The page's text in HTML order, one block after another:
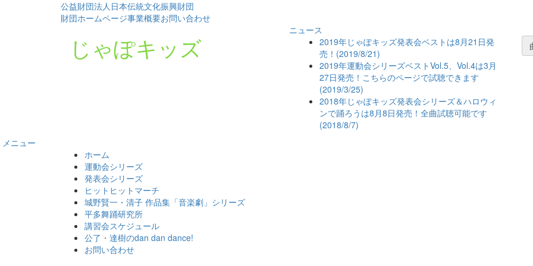
公益財団法人日本伝統文化振興財団
財団ホームページ事業概要お問い合わせ
じゃぽキッズ
ニュース
2019年じゃぽキッズ発表会ベストは8月21日発
売！(2019/8/21)
2019年運動会シリーズベストVol.5、Vol.4は3月
27日発売！こちらのページで試聴できます
(2019/3/25)
2018年じゃぽキッズ発表会シリーズ＆ハロウィ
ンで踊ろうは8月8日発売！全曲試聴可能です
(2018/8/7)
メニュー
ホーム
運動会シリーズ
発表会シリーズ
ヒットヒットマーチ
城野賢一・清子 作品集「音楽劇」シリーズ
平多舞踊研究所
講習会スケジュール
公了・達樹のdan dan dance!
お問い合わせ